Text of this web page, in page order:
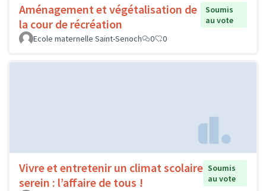
Aménagement et végétalisation de
la cour de récréation
Soumis
au vote
Ecole maternelle Saint-Senoch
0 0
Vivre et entretenir un climat scolaire
serein : l’affaire de tous !
Soumis
au vote